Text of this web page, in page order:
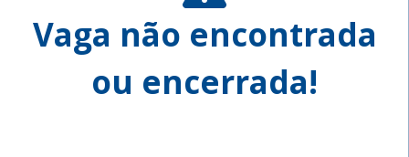
Vaga não encontrada
ou encerrada!